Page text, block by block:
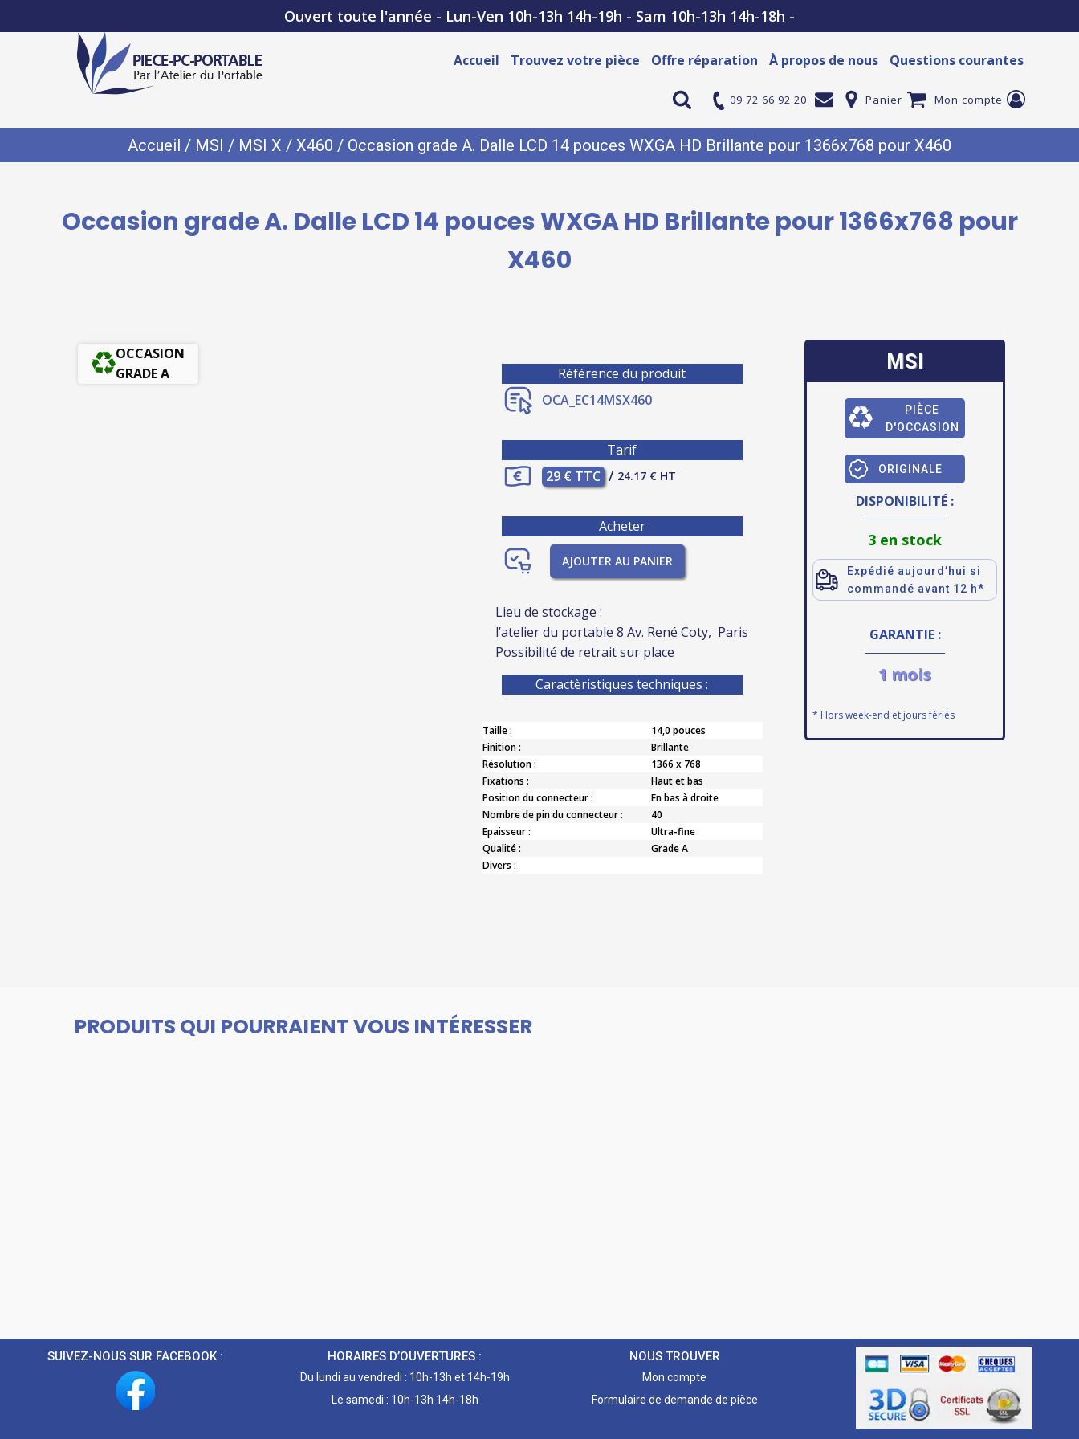
Ouvert toute l'année - Lun-Ven 10h-13h 14h-19h - Sam 10h-13h 14h-18h -
Accueil Trouvez votre pièce Offre réparation À propos de nous Questions courantes
09 72 66 92 20 Panier Mon compte
Accueil / MSI / MSI X / X460 / Occasion grade A. Dalle LCD 14 pouces WXGA HD Brillante pour 1366x768 pour X460
Occasion grade A. Dalle LCD 14 pouces WXGA HD Brillante pour 1366x768 pour
X460
OCCASION
GRADE A
Référence du produit
OCA_EC14MSX460
Tarif
29 € TTC / 24.17 € HT
Acheter
AJOUTER AU PANIER
Lieu de stockage :
l’atelier du portable 8 Av. René Coty, Paris
Possibilité de retrait sur place
Caractèristiques techniques :
Taille :
14,0 pouces
Finition :
Brillante
Résolution :
1366 x 768
Fixations :
Haut et bas
Position du connecteur :
En bas à droite
Nombre de pin du connecteur :
40
Epaisseur :
Ultra-fine
Qualité :
Grade A
Divers :
MSI
PIÈCE
D'OCCASION
ORIGINALE
DISPONIBILITÉ :
3 en stock
Expédié aujourd’hui si
commandé avant 12 h*
GARANTIE :
1 mois
* Hors week-end et jours fériés
PRODUITS QUI POURRAIENT VOUS INTÉRESSER
SUIVEZ-NOUS SUR FACEBOOK : HORAIRES D’OUVERTURES :
Du lundi au vendredi : 10h-13h et 14h-19h
Le samedi : 10h-13h 14h-18h
NOUS TROUVER
Mon compte
Formulaire de demande de pièce